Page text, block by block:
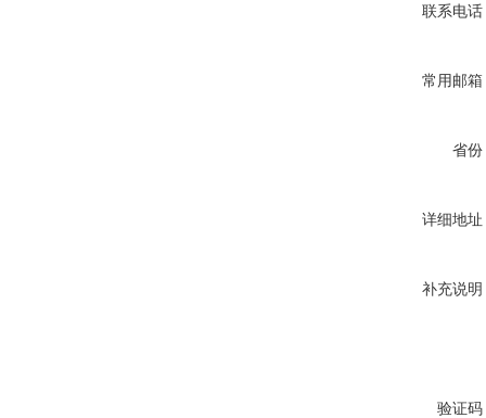
联系电话
常用邮箱
省份
详细地址
补充说明
验证码